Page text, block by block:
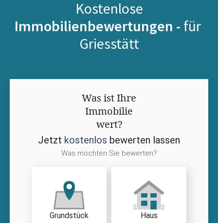
Kostenlose
Immobilienbewertungen - für
Griesstätt
Was ist Ihre
Immobilie
wert?
Jetzt kostenlos bewerten lassen
Was möchten Sie bewerten?
Grundstück Haus